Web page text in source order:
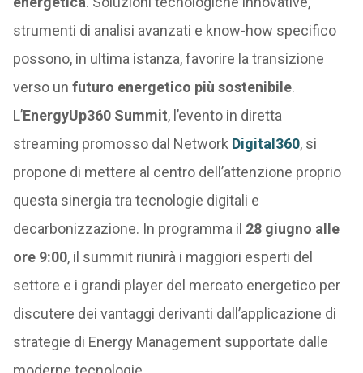
strumenti di analisi avanzati e know-how specifico
possono, in ultima istanza, favorire la transizione
verso un futuro energetico più sostenibile.
L’EnergyUp360 Summit, l’evento in diretta
streaming promosso dal Network Digital360, si
propone di mettere al centro dell’attenzione proprio
questa sinergia tra tecnologie digitali e
decarbonizzazione. In programma il 28 giugno alle
ore 9:00, il summit riunirà i maggiori esperti del
settore e i grandi player del mercato energetico per
discutere dei vantaggi derivanti dall’applicazione di
strategie di Energy Management supportate dalle